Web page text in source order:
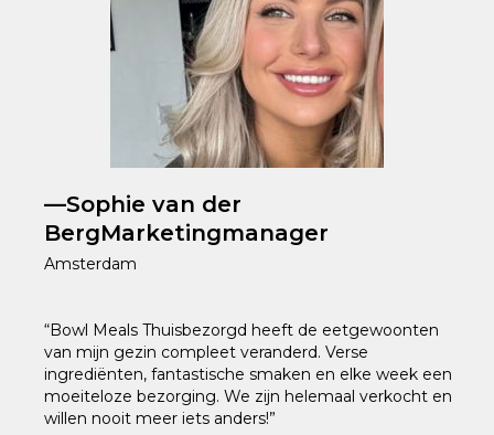
—Sophie van der
BergMarketingmanager
Amsterdam
“Bowl Meals Thuisbezorgd heeft de eetgewoonten
van mijn gezin compleet veranderd. Verse
ingrediënten, fantastische smaken en elke week een
moeiteloze bezorging. We zijn helemaal verkocht en
willen nooit meer iets anders!”